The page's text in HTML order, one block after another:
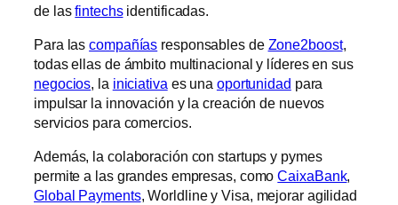
de lasfintechsidentificadas.
Para lascompañías responsables de Zone2boost,
todas ellas de ámbito multinacional y líderes en sus
negocios, la iniciativa es una oportunidad para
impulsar la innovación y la creación de nuevos
servicios para comercios.
Además, la colaboración con startups y pymes
permite a las grandes empresas, comoCaixaBank,
Global Payments, Worldline y Visa, mejorar agilidad